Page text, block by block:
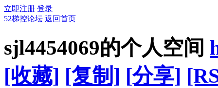
立即注册 登录
52梯控论坛 返回首页
sjl4454069的个人空间
[收藏] [复制] [分享]